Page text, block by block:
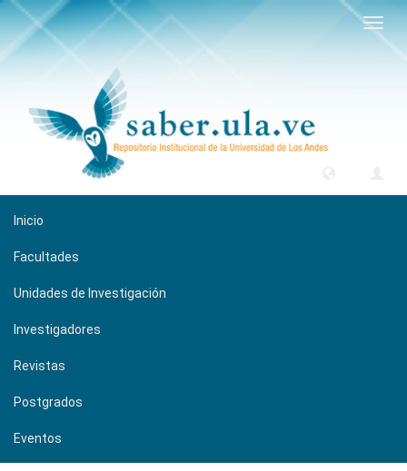
Inicio
Facultades
Unidades de Investigación
Investigadores
Revistas
Postgrados
Eventos